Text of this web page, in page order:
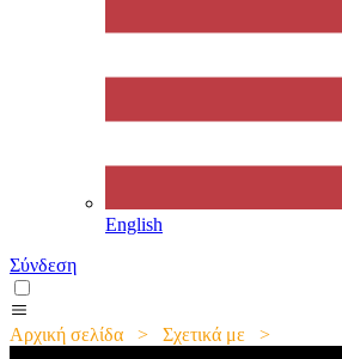
English
Σύνδεση
Αρχική σελίδα > Σχετικά με >